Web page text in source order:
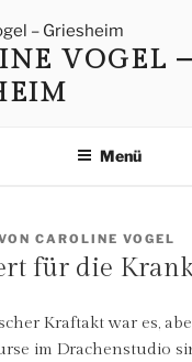
VOGEL
Menü
CAROLINE VOGEL
für die
Kraftakt war es,
im Drachenstudio